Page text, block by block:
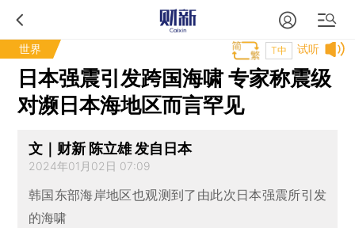
世界 试听
T中
日本强震引发跨国海啸 专家称震级
对濒日本海地区而言罕见
文｜财新 陈立雄 发自日本
2024年01月02日 07:09
韩国东部海岸地区也观测到了由此次日本强震所引发
的海啸